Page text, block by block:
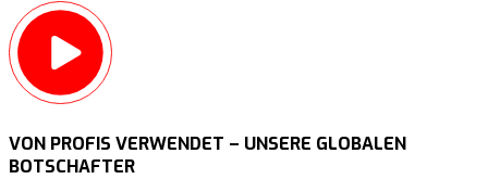
VON PROFIS VERWENDET – UNSERE GLOBALEN
BOTSCHAFTER